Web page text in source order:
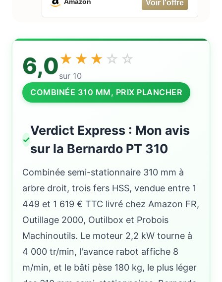
6,0★ ★ ★ ☆ ☆
sur 10
COMBINÉE 310 MM, PRIX PLANCHER
Verdict Express : Mon avis
sur la Bernardo PT 310
Combinée semi-stationnaire 310 mm à
arbre droit, trois fers HSS, vendue entre 1
449 et 1 619 € TTC livré chez Amazon FR,
Outillage 2000, Outilbox et Probois
Machinoutils. Le moteur 2,2 kW tourne à
4 000 tr/min, l'avance rabot affiche 8
m/min, et le bâti pèse 180 kg, le plus léger